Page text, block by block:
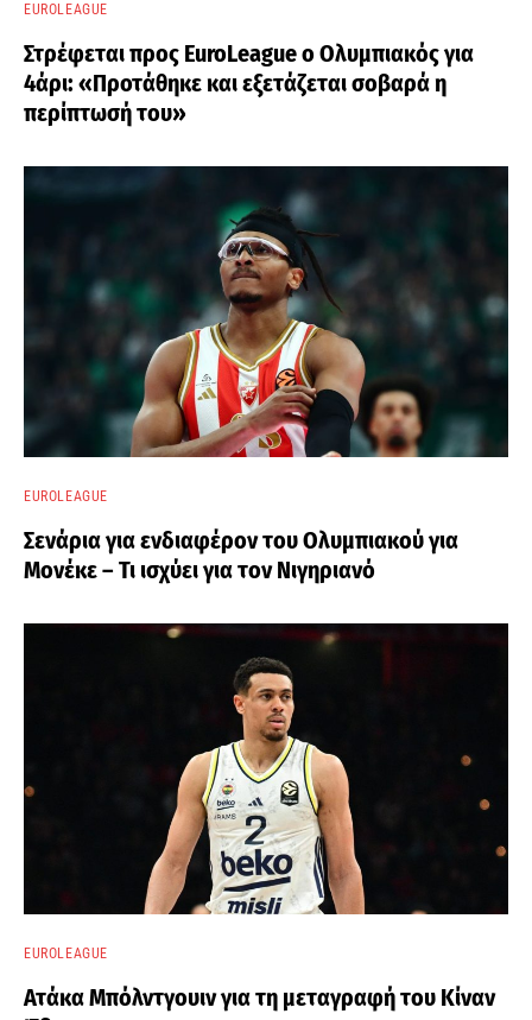
EUROLEAGUE
Στρέφεται προς EuroLeague ο Ολυμπιακός για
4άρι: «Προτάθηκε και εξετάζεται σοβαρά η
περίπτωσή του»
EUROLEAGUE
Σενάρια για ενδιαφέρον του Ολυμπιακού για
Μονέκε – Τι ισχύει για τον Νιγηριανό
EUROLEAGUE
Ατάκα Μπόλντγουιν για τη μεταγραφή του Κίναν